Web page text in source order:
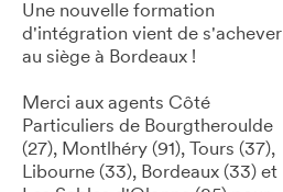
Une nouvelle formation
d'intégration vient de s'achever
au siège à Bordeaux !
Merci aux agents Côté
Particuliers de Bourgtheroulde
(27), Montlhéry (91), Tours (37),
Libourne (33), Bordeaux (33) et